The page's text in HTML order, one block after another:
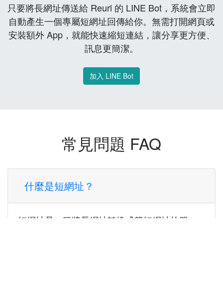
只要將長網址傳送給 Reurl 的 LINE Bot，系統會立即
自動產生一個專屬短網址回傳給你。無需打開網頁或
安裝額外 App，就能快速縮短連結，讓分享更方便、
訊息更簡潔。
加入 LINE Bot
常見問題 FAQ
什麼是短網址？
短網址是一種將長網址轉換成簡短網址的服